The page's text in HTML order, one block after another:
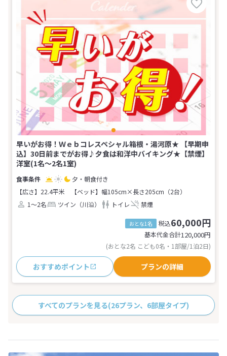
早いがお得！Ｗｅｂコレスペシャル箱根・湯河原★ 【早期申
込】30日前までがお得♪夕食は和洋中バイキング★【禁煙】
洋室(1名～2名1室)
夕・朝食付き
【広さ】22.4平米
【ベッド】幅105cm×長さ205cm（2台）
1～2名
ツイン（川沿） トイレ 禁煙
おとな1名 税込60,000円
基本代金合計120,000円
(おとな2名 こども0名・1部屋/1泊2日)
おすすめポイント プランの詳細
すべてのプランを見る(26プラン、6部屋タイプ)